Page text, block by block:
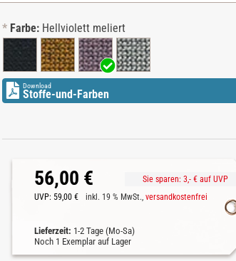
* Farbe: Hellviolett meliert
Download
Stoffe-und-Farben
56,00 € Sie sparen: 3,- € auf UVP
UVP: 59,00 € inkl. 19 % MwSt., versandkostenfrei
Lieferzeit: 1-2 Tage (Mo-Sa)
Noch 1 Exemplar auf Lager